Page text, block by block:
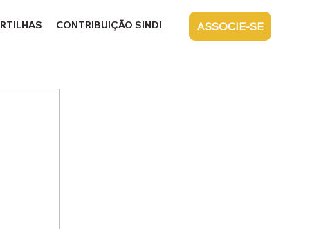
CONTRIBUIÇÃO SINDICAL CONTATO
ASSOCIE-SE